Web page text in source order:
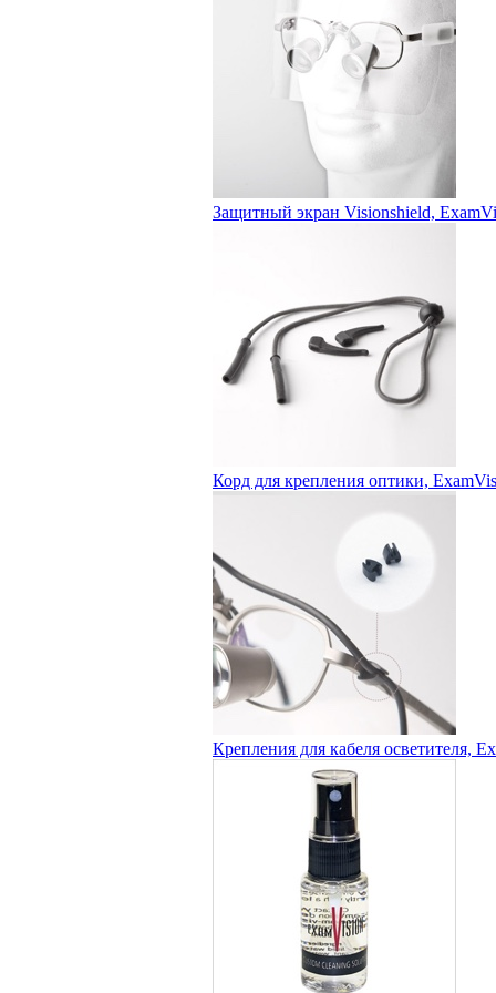
Защитный экран Visionshield,
Корд для крепления оптики,
Крепления для кабеля осветителя,